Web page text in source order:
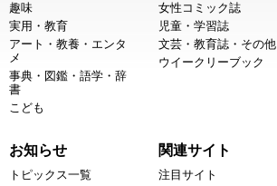
趣味
実用・教育
アート・教養・エンタ
メ
事典・図鑑・語学・辞
書
こども
女性コミック誌
児童・学習誌
文芸・教育誌・その他
ウイークリーブック
お知らせ
トピックス一覧
関連サイト
注目サイト